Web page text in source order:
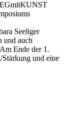
Seeliger
und auch
Ende der 1.
und eine